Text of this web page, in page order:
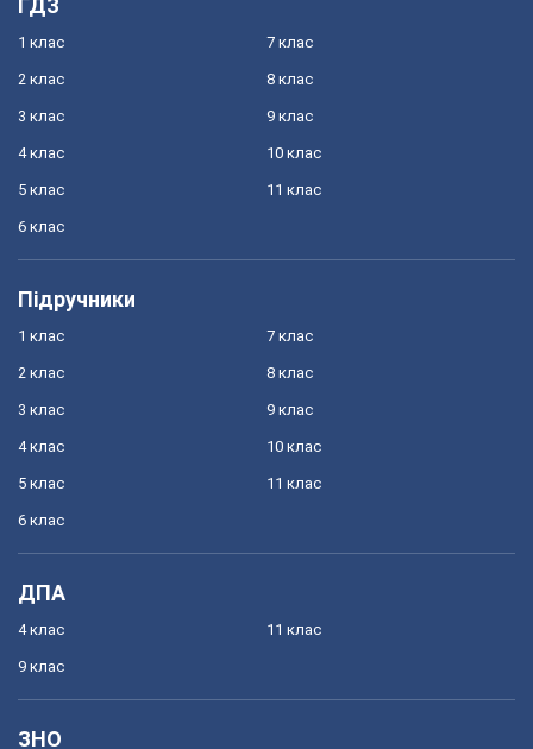
ГДЗ
1 клас
2 клас
3 клас
4 клас
5 клас
6 клас
7 клас
8 клас
9 клас
10 клас
11 клас
Підручники
1 клас
2 клас
3 клас
4 клас
5 клас
6 клас
7 клас
8 клас
9 клас
10 клас
11 клас
ДПА
4 клас
9 клас
11 клас
ЗНО